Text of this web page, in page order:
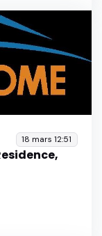
18 mars 12:51